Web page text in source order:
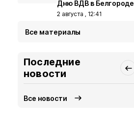
Дню ВДВ в Белгороде
2 августа , 12:41
Все материалы
Последние
новости
Все новости